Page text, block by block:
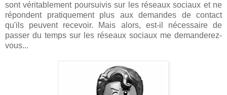
sont véritablement poursuivis sur les réseaux sociaux et ne
répondent pratiquement plus aux demandes de contact
qu'ils peuvent recevoir. Mais alors, est-il nécessaire de
passer du temps sur les réseaux sociaux me demanderez-
vous...